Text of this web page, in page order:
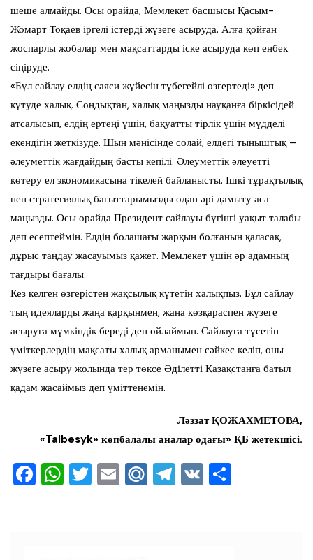
шеше алмайды. Осы орайда, Мемлекет басшысы Қасым-
Жомарт Тоқаев іргелі істерді жүзеге асыруда. Алға қойған
жоспарлы жобалар мен мақсаттарды іске асыруда көп еңбек
сіңіруде.
«Бұл сайлау елдің саяси жүйесін түбегейлі өзгертеді» деп
күтуде халық. Сондықтан, халық маңызды науқанға біркісідей
атсалысып, елдің ертеңі үшін, бақуатты тірлік үшін мүдделі
екендігін жеткізуде. Шын мәнісінде солай, елдегі тыныштық –
әлеуметтік жағдайдың басты кепілі. Әлеуметтік әлеуетті
көтеру ел экономикасына тікелей байланысты. Ішкі тұрақтылық
пен стратегиялық бағыттарымызды одан әрі дамыту аса
маңызды. Осы орайда Президент сайлауы бүгінгі уақыт талабы
деп есептеймін. Елдің болашағы жарқын болғанын қаласақ,
дұрыс таңдау жасауымыз қажет. Мемлекет үшін әр адамның
тағдыры бағалы.
Кез келген өзгерістен жақсылық күтетін халықпыз. Бұл сайлау
тың идеяларды жаңа қарқынмен, жаңа көзқараспен жүзеге
асыруға мүмкіндік береді деп ойлаймын. Сайлауға түсетін
үміткерлердің мақсаты халық арманымен сәйкес келіп, оны
жүзеге асыру жолында тер төксе Әділетті Қазақстанға батыл
қадам жасаймыз деп үміттенемін.
Ләззат ҚОЖАХМЕТОВА,
«Talbesyk» көпбалалы аналар одағы» ҚБ жетекшісі.
F W T E M T V